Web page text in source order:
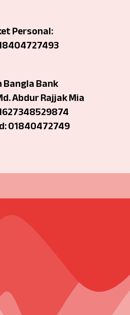
Personal:
Bank
Abdur Rajjak Mia
01840472749